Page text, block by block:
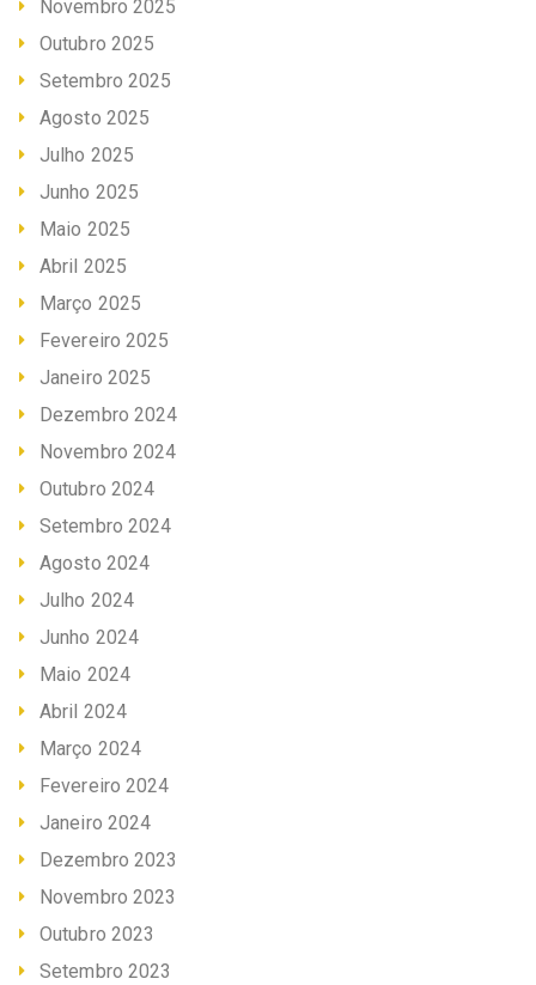
Novembro 2025
Outubro 2025
Setembro 2025
Agosto 2025
Julho 2025
Junho 2025
Maio 2025
Abril 2025
Março 2025
Fevereiro 2025
Janeiro 2025
Dezembro 2024
Novembro 2024
Outubro 2024
Setembro 2024
Agosto 2024
Julho 2024
Junho 2024
Maio 2024
Abril 2024
Março 2024
Fevereiro 2024
Janeiro 2024
Dezembro 2023
Novembro 2023
Outubro 2023
Setembro 2023